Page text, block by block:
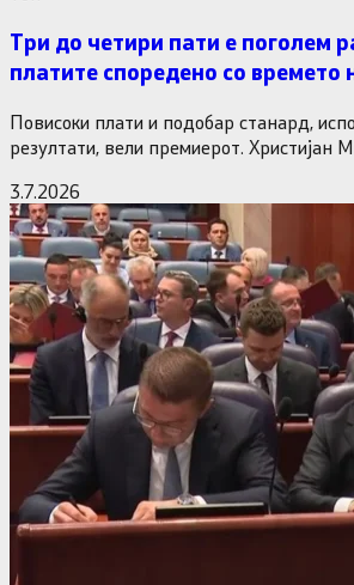
Три до четири пати е поголем
платите споредено со времето
Повисоки плати и подобар станард,
резултати, вели премиерот. Христијан
3.7.2026